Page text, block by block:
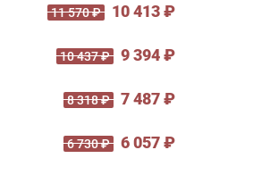
11 570 ₽ 10 413 ₽
10 437 ₽ 9 394 ₽
8 318 ₽ 7 487 ₽
6 730 ₽ 6 057 ₽